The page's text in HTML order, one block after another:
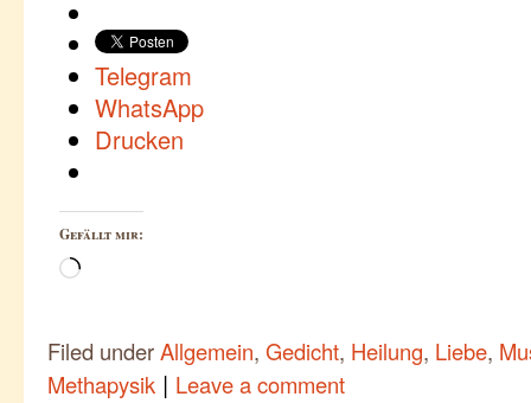
Telegram
WhatsApp
Drucken
Gefällt mir:
Wird
Filed underAllgemein, Gedicht, Heilung, Liebe,
Methapysik | Leave a comment